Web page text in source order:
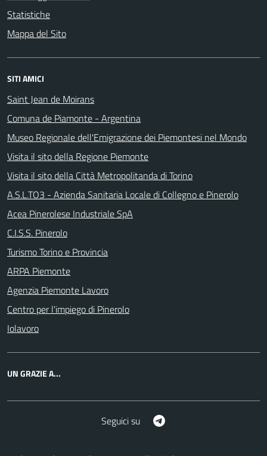
Statistiche
Mappa del Sito
SITI AMICI
Saint Jean de Moirans
Comuna de Piamonte - Argentina
Museo Regionale dell'Emigrazione dei Piemontesi nel Mondo
Visita il sito della Regione Piemonte
Visita il sito della Città Metropolitanda di Torino
A.S.L.TO3 - Azienda Sanitaria Locale di Collegno e Pinerolo
Acea Pinerolese Industriale SpA
C.I.S.S. Pinerolo
Turismo Torino e Provincia
ARPA Piemonte
Agenzia Piemonte Lavoro
Centro per l'impiego di Pinerolo
Iolavoro
UN GRAZIE A...
Seguici su